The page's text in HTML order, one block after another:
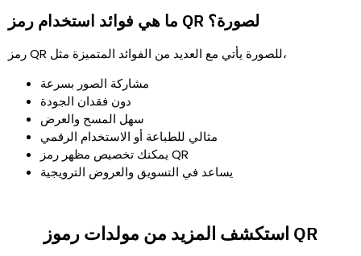
ما هي فوائد استخدام رمز QR لصورة؟
رمز QR للصورة يأتي مع العديد من الفوائد المتميزة مثل،
مشاركة الصور بسرعة
دون فقدان الجودة
سهل المسح والعرض
مثالي للطباعة أو الاستخدام الرقمي
يمكنك تخصيص مظهر رمز QR
يساعد في التسويق والعروض الترويجية
استكشف المزيد من مولدات رموز QR